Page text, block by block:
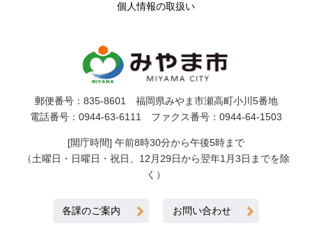
個人情報の取扱い
郵便番号：835-8601 福岡県みやま市瀬高町小川5番地
電話番号：0944-63-6111 ファクス番号：0944-64-1503
[開庁時間] 午前8時30分から午後5時まで
（土曜日・日曜日・祝日、12月29日から翌年1月3日までを除
く）
各課のご案内 お問い合わせ